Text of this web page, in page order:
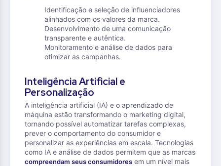
Identificação e seleção de influenciadores
alinhados com os valores da marca.
Desenvolvimento de uma comunicação
transparente e autêntica.
Monitoramento e análise de dados para
otimizar as campanhas.
Inteligência Artificial e
Personalização
A inteligência artificial (IA) e o aprendizado de
máquina estão transformando o marketing digital,
tornando possível automatizar tarefas complexas,
prever o comportamento do consumidor e
personalizar as experiências em escala. Tecnologias
como IA e análise de dados permitem que as marcas
compreendam seus consumidores em um nível mais